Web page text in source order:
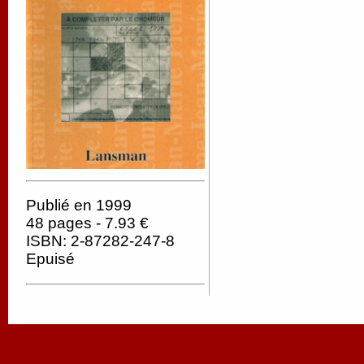
Publié en 1999
48 pages - 7.93 €
ISBN: 2-87282-247-8
Epuisé